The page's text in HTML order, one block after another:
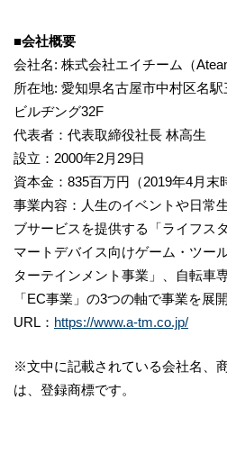
■会社概要
会社名: 株式会社エイチーム（
所在地: 愛知県名古屋市中村区名
ビルヂング32F
代表者：代表取締役社長 林高生
設立：2000年2月29日
資本金：835百万円（2019年4月末
事業内容：人生のイベントや日常
ブサービスを提供する「ライフス
マートデバイス向けゲーム・ツー
ターテインメント事業」、自転車
「EC事業」の3つの軸で事業を展
URL： https://www.a-tm.co.jp/
※文中に記載されている会社名、
は、登録商標です。